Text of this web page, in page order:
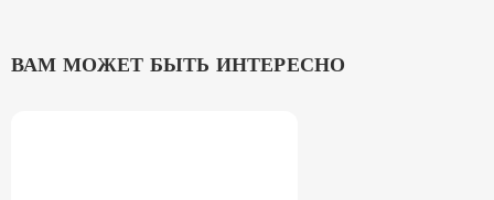
ВАМ МОЖЕТ БЫТЬ ИНТЕРЕСНО